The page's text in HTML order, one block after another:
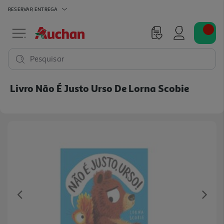
RESERVAR ENTREGA
Pesquisar
Livro Não É Justo Urso De Lorna Scobie
Previous